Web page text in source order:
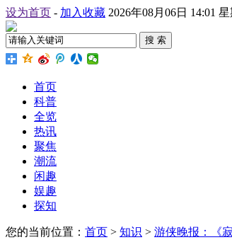
设为首页 - 加入收藏 2026年08月06日 14:01
搜 索
首页
科普
全览
热讯
聚焦
潮流
闲趣
娱趣
探知
您的当前位置： 首页 > 知识 > 游侠晚报：《